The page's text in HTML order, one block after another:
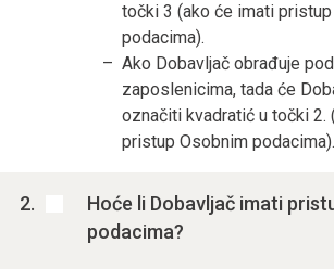
točki 3 (ako će imati
podacima).
Ako Dobavljač obrađuje
zaposlenicima, tada će
označiti kvadratić u točki 2.
pristup Osobnim podacima).
Hoće li Dobavljač imati
podacima?